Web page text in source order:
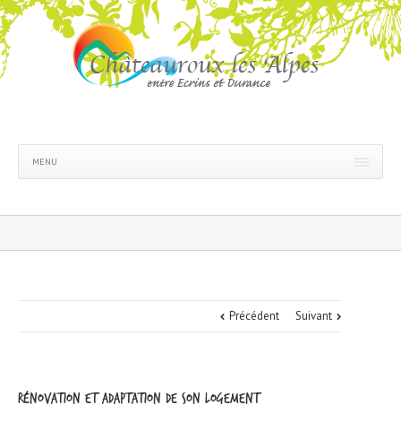
MENU
Précédent Suivant
Rénovation et adaptation de son logement